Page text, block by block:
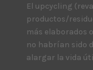
El upcycling
productos/
más elaborados
no habrían sido
alargar la vida